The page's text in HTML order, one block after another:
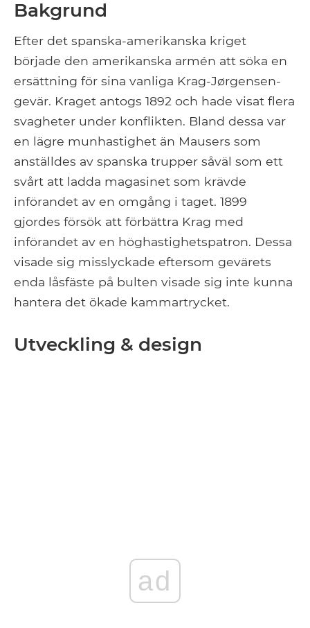
Bakgrund
Efter det spanska-amerikanska kriget
började den amerikanska armén att söka en
ersättning för sina vanliga Krag-Jørgensen-
gevär. Kraget antogs 1892 och hade visat flera
svagheter under konflikten. Bland dessa var
en lägre munhastighet än Mausers som
anställdes av spanska trupper såväl som ett
svårt att ladda magasinet som krävde
införandet av en omgång i taget. 1899
gjordes försök att förbättra Krag med
införandet av en höghastighetspatron. Dessa
visade sig misslyckade eftersom gevärets
enda låsfäste på bulten visade sig inte kunna
hantera det ökade kammartrycket.
Utveckling & design
ad